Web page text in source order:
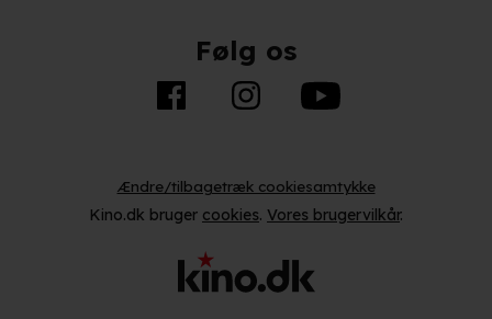
Følg os
Ændre/tilbagetræk cookiesamtykke
Kino.dk bruger cookies. Vores brugervilkår.